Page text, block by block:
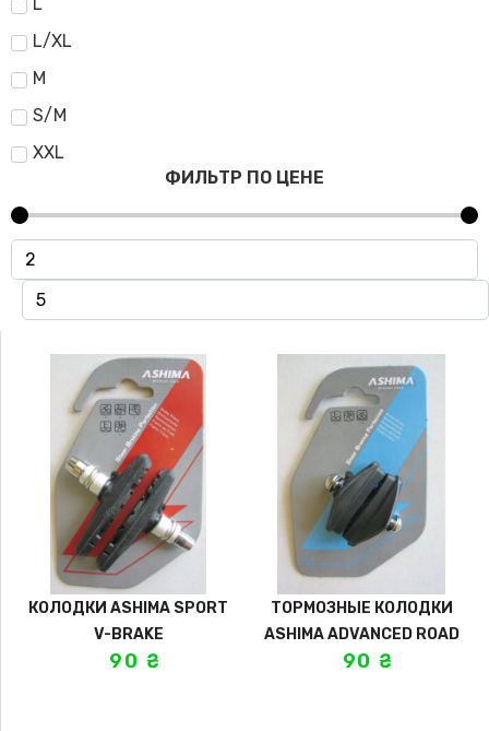
L/XL
M
S/M
XXL
ФИЛЬТР ПО ЦЕНЕ
КОЛОДКИ ASHIMA SPORT
V-BRAKE
90 ₴
ТОРМОЗНЫЕ КОЛОДКИ
ASHIMA ADVANCED ROAD
90₴